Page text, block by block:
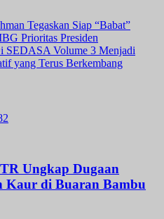
Tegaskan Siap “Babat”
Prioritas Presiden
SEDASA Volume 3 Menjadi
yang Terus Berkembang
Ungkap Dugaan
Kaur di Buaran Bambu